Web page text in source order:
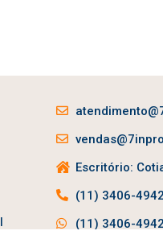
Escritório:
(11) 3406-4942
(11) 3406-4942